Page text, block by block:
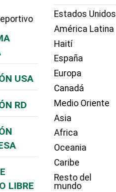
USA
RD
LIBRE
Estados Unidos
América Latina
Haití
España
Europa
Canadá
Medio Oriente
Asia
Africa
Oceania
Caribe
Resto del
mundo